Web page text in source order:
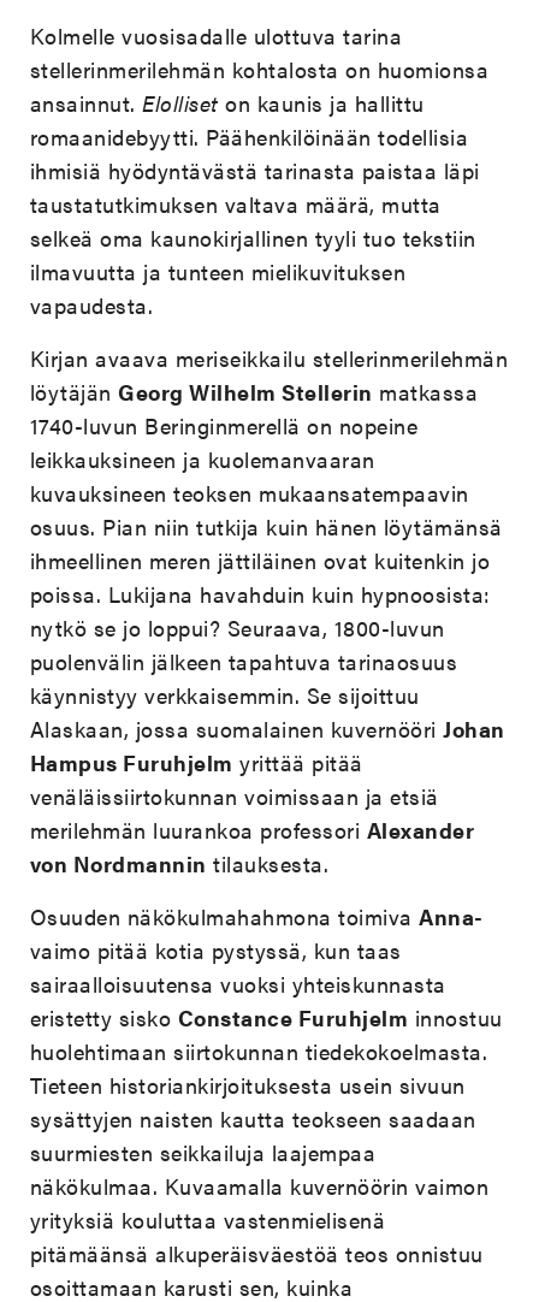
Kolmelle vuosisadalle ulottuva tarina
stellerinmerilehmän kohtalosta on huomionsa
ansainnut.Elolliseton kaunis ja hallittu
romaanidebyytti. Päähenkilöinään todellisia
ihmisiä hyödyntävästä tarinasta paistaa läpi
taustatutkimuksen valtava määrä, mutta
selkeä oma kaunokirjallinen tyyli tuo tekstiin
ilmavuutta ja tunteen mielikuvituksen
vapaudesta.
Kirjan avaava meriseikkailu stellerinmerilehmän
löytäjänGeorg Wilhelm Stellerin matkassa
1740-luvun Beringinmerellä on nopeine
leikkauksineen ja kuolemanvaaran
kuvauksineen teoksen mukaansatempaavin
osuus. Pian niin tutkija kuin hänen löytämänsä
ihmeellinen meren jättiläinen ovat kuitenkin jo
poissa. Lukijana havahduin kuin hypnoosista:
nytkö se jo loppui? Seuraava, 1800-luvun
puolenvälin jälkeen tapahtuva tarinaosuus
käynnistyy verkkaisemmin. Se sijoittuu
Alaskaan, jossa suomalainen kuvernööriJohan
Hampus Furuhjelm yrittää pitää
venäläissiirtokunnan voimissaan ja etsiä
merilehmän luurankoa professori Alexander
von Nordmannin tilauksesta.
Osuuden näkökulmahahmona toimivaAnna-
vaimo pitää kotia pystyssä, kun taas
sairaalloisuutensa vuoksi yhteiskunnasta
eristetty sisko Constance Furuhjelm innostuu
huolehtimaan siirtokunnan tiedekokoelmasta.
Tieteen historiankirjoituksesta usein sivuun
sysättyjen naisten kautta teokseen saadaan
suurmiesten seikkailuja laajempaa
näkökulmaa. Kuvaamalla kuvernöörin vaimon
yrityksiä kouluttaa vastenmielisenä
pitämäänsä alkuperäisväestöä teos onnistuu
osoittamaan karusti sen, kuinka